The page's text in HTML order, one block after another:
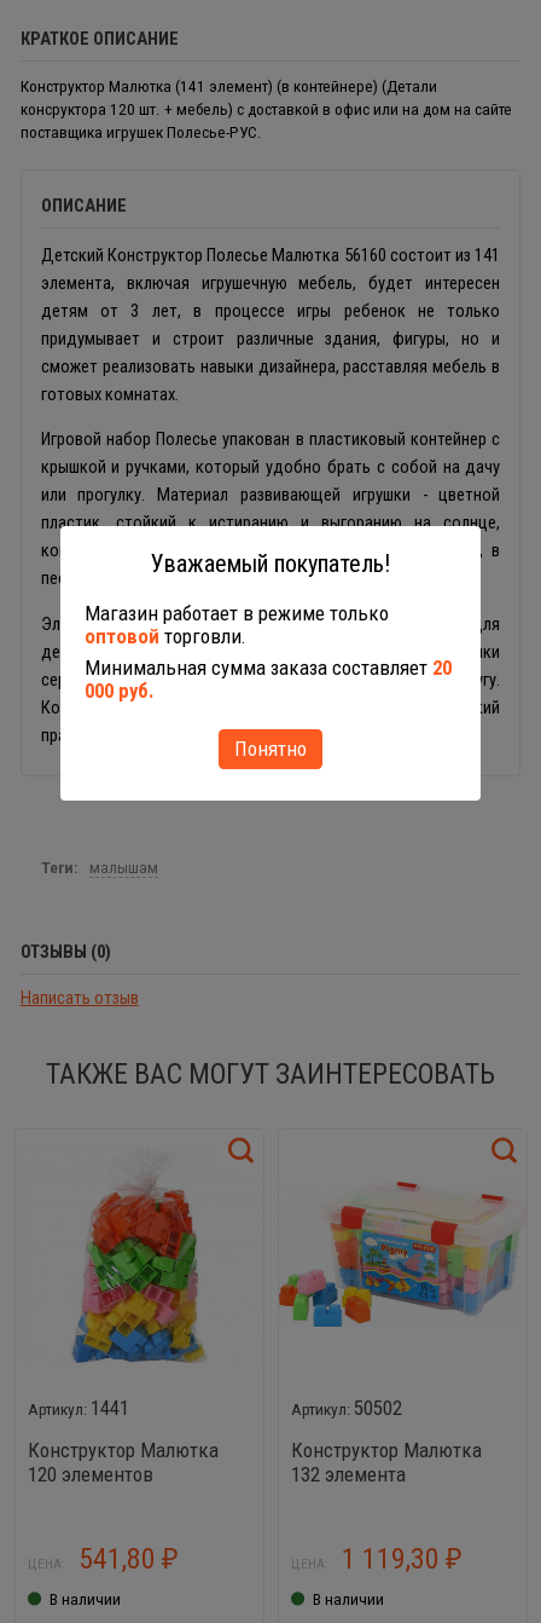
КРАТКОЕ ОПИСАНИЕ
Конструктор Малютка (141 элемент) (в контейнере) (Детали
консруктора 120 шт. + мебель) с доставкой в офис или на дом на сайте
поставщика игрушек Полесье-РУС.
ОПИСАНИЕ
Детский Конструктор Полесье Малютка 56160 состоит из 141
элемента, включая игрушечную мебель, будет интересен
детям от 3 лет, в процессе игры ребенок не только
придумывает и строит различные здания, фигуры, но и
сможет реализовать навыки дизайнера, расставляя мебель в
готовых комнатах.
Игровой набор Полесье упакован в пластиковый контейнер с
крышкой и ручками, который удобно брать с собой на дачу
или прогулку. Материал развивающей игрушки - цветной
пластик, стойкий к истиранию и выгоранию на солнце,
конструктор можно использовать в домашних условиях, в
песочнице или на пляже.
Элементы игры имеют крупную форму, комфортную для
детских ручек и оригинальный внешний вид. Все игрушки
серии Малютка идентичны и подходят друг другу.
Конструктор станет отличным подарком на детский
праздник, день рождения.
Теги: малышам
ОТЗЫВЫ (0)
Написать отзыв
ТАКЖЕ ВАС МОГУТ ЗАИНТЕРЕСОВАТЬ
1441
Конструктор Малютка
120 элементов
ЦЕНА: 541,80 ₽
В наличии
50502
Конструктор Малютка
132 элемента
ЦЕНА: 1 119,30 ₽
В наличии
Уважаемый покупатель!
Магазин работает в режиме только
оптовой торговли.
Минимальная сумма заказа составляет 20
000 руб.
Понятно